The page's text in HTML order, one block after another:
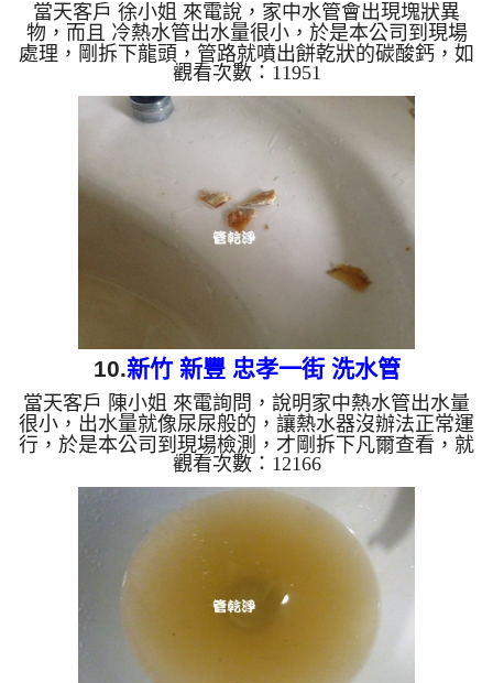
當天客戶 徐小姐 來電說，家中水管會出現塊狀異
物，而且 冷熱水管出水量很小，於是本公司到現場
處理，剛拆下龍頭，管路就噴出餅乾狀的碳酸鈣，如
下圖所示，客戶嚇了一跳，本公司架設起 水管清洗
機 ，並開始 洗水管 ， 過程中 不斷的掉出餅乾及噴
出髒水，如下影片， 水管清洗 沒一下，管路居然堵
住沒水，於是我們改用特殊工法來 清洗水管 ，約兩
個多小時後，水管終於出水正常，客戶非常高興，可
以正常用水了。 清洗水管, 水管清洗, 洗水管, 熱水管
堵塞, 熱水忽冷忽熱 ...
觀看次數：11951
10.新竹 新豐 忠孝一街 洗水管
當天客戶 陳小姐 來電詢問，說明家中熱水管出水量
很小，出水量就像尿尿般的，讓熱水器沒辦法正常運
行，於是本公司到現場檢測，才剛拆下凡爾查看，就
看見厚厚的管垢掉下，如下圖，本公司開始架設 水
管清洗機 ，並著手 洗水管 ， 過程中 不斷的釣樂管
垢及噴出鏽水，如下影片， 水管清洗 到一半，管路
堵住無法出水，於是改用特殊工法來 清洗洗水管 ，
約兩個多小時過後，熱水管出水正常，陳小姐高興的
說，可以洗個舒服的澡了。 清洗水管, 水管清洗, 洗
水管, 熱水管堵塞, 熱水忽冷忽熱 ...
觀看次數：12166